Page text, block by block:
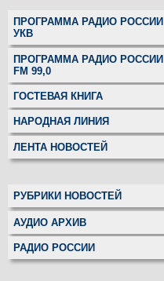
ПРОГРАММА РАДИО РОССИИ
УКВ
ПРОГРАММА РАДИО РОССИИ
FM 99,0
ГОСТЕВАЯ КНИГА
НАРОДНАЯ ЛИНИЯ
ЛЕНТА НОВОСТЕЙ
РУБРИКИ НОВОСТЕЙ
АУДИО АРХИВ
РАДИО РОССИИ